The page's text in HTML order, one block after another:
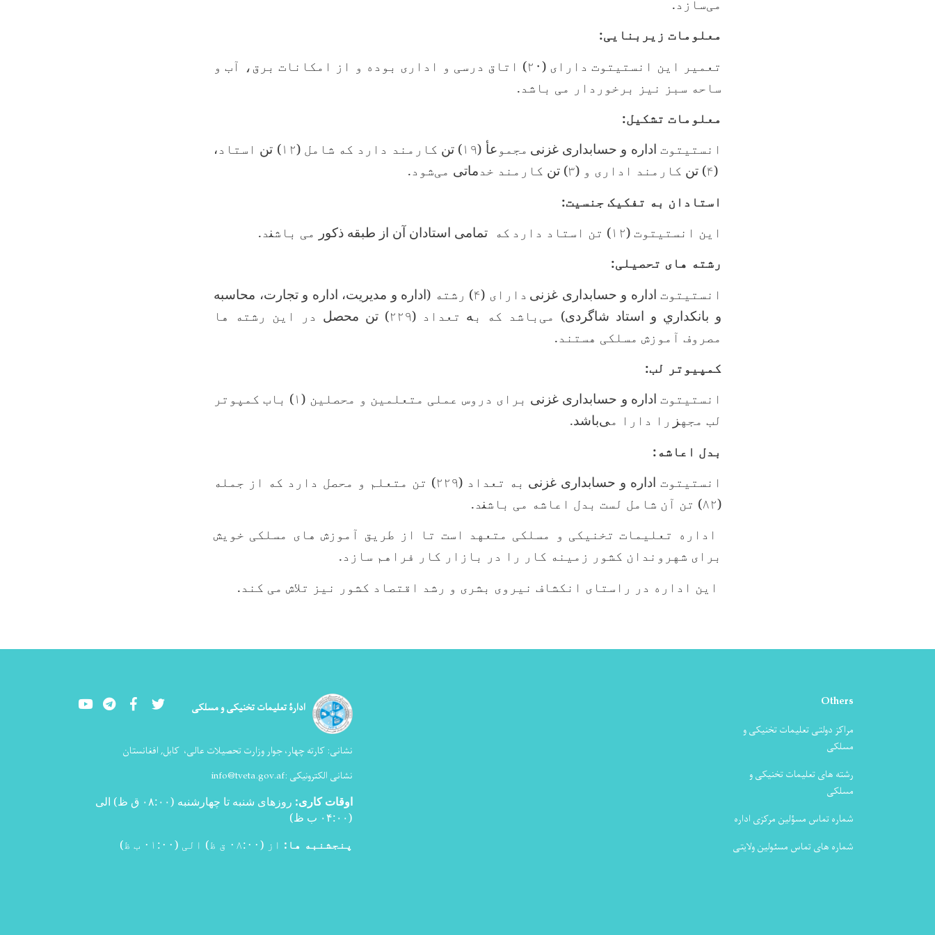
می‌سازد.
معلومات زیربنایی:
تعمیر این انستیتوت دارای (۲۰
) اتاق درسی و اداری بوده و از امکانات برق، آب و
ساحه سبز نیز برخوردار می باشد.
معلومات تشکیل:
انستیتوت اداره و حسابداری غزنی مجمو عأ (۱۹ ) تن کارمند دارد که شامل (۱۲ ) تن استاد،
(۴ ) تن کارمند اداری و (۳ ) تن کارمند خدماتی می‌شود.
استادان به تفکیک جنسیت:
این انستیتوت (۱۲
) تن استاد دارد که تمامی استادان آن از طبقه ذکور می باشند.
رشته های تحصیلی:
انستیتوت اداره و حسابداری غزنی دارای (۴ ) رشته (اداره و مدیریت، اداره و تجارت، محاسبه
و بانکداري و استاد شاگردی) می‌باشد که به تعداد (۲۲۹ ) تن محصل در این رشته ها
مصروف آموزش‌ مسلکی هستند.
کمپيوتر لب:
انستیتوت اداره و حسابداری غزنی
برای دروس عملی متعلمین و محصلین (۱) باب کمپوتر
لب مجهز را دارا می‌باشد.
بدل اعاشه:
انستیتوت اداره و حسابداری غزنی به تعداد (۲۲۹ ) تن متعلم و محصل دارد که از جمله
(۸۲
) تن آن شامل لست بدل اعاشه می باشند.
اداره تعلیمات تخنیکی و مسلکی متعهد است تا از طریق آموزش های مسلکی خویش
برای شهروندان کشور زمینه کار را در بازار کار فراهم سازد.
این اداره در راستای انکشاف نیروی بشری و رشد اقتصاد کشور نیز تلاش می کند .
Others
مراکز دولتی تعلیمات تخنیکی و
مسلکی
رشته های تعلیمات تخنیکی و
مسلکی
شماره تماس مسؤلین مرکزی اداره
شماره های تماس مسئولین ولایتی
ادارۀ تعلیمات تخنیکی و مسلکی YoutubeLinkedInFacebook Twitter
نشانی: کارته چهار، جوار وزارت تحصیلات عالی، کابل, افغانستان
نشانی الکترونیکی :info@tveta.gov.af
اوقات کاری:
روزهای شنبه تا چهارشنبه (۰۸:۰۰ ق ظ) الی
(۰۴:۰۰ ب ظ
)
پنجشنبه ها: از (۰۸:۰۰ ق ظ) الی (۰۱:۰۰ ب ظ)